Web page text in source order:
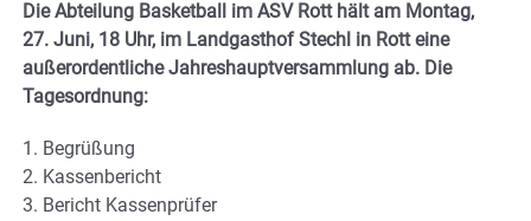
Die Abteilung Basketball im ASV Rott hält am Montag,
27. Juni, 18 Uhr, im Landgasthof Stechl in Rott eine
außerordentliche Jahreshauptversammlung ab. Die
Tagesordnung:
1. Begrüßung
2. Kassenbericht
3. Bericht Kassenprüfer